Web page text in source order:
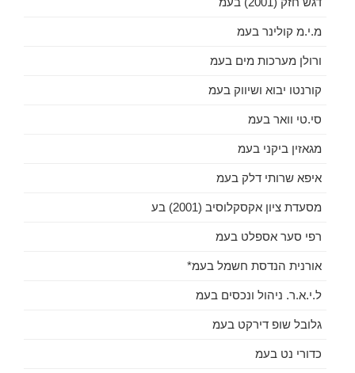
מ.י.מ קולינר בעמ
ורולן מערכות מים בעמ
קורנטו יבוא ושיווק בעמ
סי.טי וואר בעמ
מגאזין ביקני בעמ
איפא שרותי דלק בעמ
מסעדת ציון אקסקלוסיב (2001) בע
רפי סער אספלט בעמ
אורנית הנדסת חשמל בעמ*
ל.י.א.ר. ניהול ונכסים בעמ
גלובל שופ דירקט בעמ
כדורי נט בעמ